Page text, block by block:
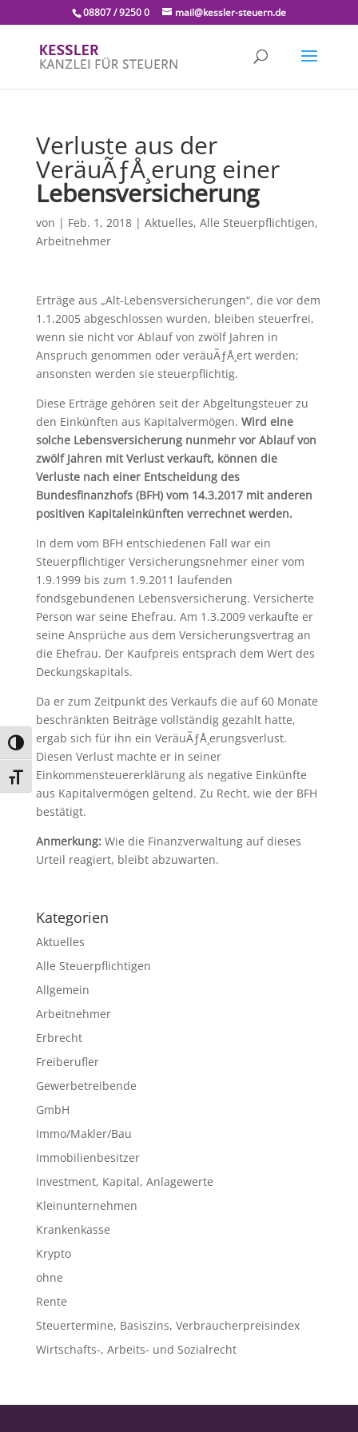
Umschalten auf hohe Kontraste
Schrift vergrößern
08807 / 9250 0 mail@kessler-steuern.de
Verluste aus der
VeräuÃƒÅ¸erung einer
Lebensversicherung
von | Feb. 1, 2018| Aktuelles, Alle Steuerpflichtigen,
Arbeitnehmer
Erträge aus „Alt-Lebensversicherungen“, die vor dem
1.1.2005 abgeschlossen wurden, bleiben steuerfrei,
wenn sie nicht vor Ablauf von zwölf Jahren in
Anspruch genommen oder veräuÃƒÅ¸ert werden;
ansonsten werden sie steuerpflichtig.
Diese Erträge gehören seit der Abgeltungsteuer zu
den Einkünften aus Kapitalvermögen. Wird eine
solche Lebensversicherung nunmehr vor Ablauf von
zwölf Jahren mit Verlust verkauft, können die
Verluste nach einer Entscheidung des
Bundesfinanzhofs (BFH) vom 14.3.2017 mit anderen
positiven Kapitaleinkünften verrechnet werden.
In dem vom BFH entschiedenen Fall war ein
Steuerpflichtiger Versicherungsnehmer einer vom
1.9.1999 bis zum 1.9.2011 laufenden
fondsgebundenen Lebensversicherung. Versicherte
Person war seine Ehefrau. Am 1.3.2009 verkaufte er
seine Ansprüche aus dem Versicherungsvertrag an
die Ehefrau. Der Kaufpreis entsprach dem Wert des
Deckungskapitals.
Da er zum Zeitpunkt des Verkaufs die auf 60 Monate
beschränkten Beiträge vollständig gezahlt hatte,
ergab sich für ihn ein VeräuÃƒÅ¸erungsverlust.
Diesen Verlust machte er in seiner
Einkommensteuererklärung als negative Einkünfte
aus Kapitalvermögen geltend. Zu Recht, wie der BFH
bestätigt.
Anmerkung:Wie die Finanzverwaltung auf dieses
Urteil reagiert, bleibt abzuwarten.
Kategorien
Aktuelles
Alle Steuerpflichtigen
Allgemein
Arbeitnehmer
Erbrecht
Freiberufler
Gewerbetreibende
GmbH
Immo/Makler/Bau
Immobilienbesitzer
Investment, Kapital, Anlagewerte
Kleinunternehmen
Krankenkasse
Krypto
ohne
Rente
Steuertermine, Basiszins, Verbraucherpreisindex
Wirtschafts-, Arbeits- und Sozialrecht